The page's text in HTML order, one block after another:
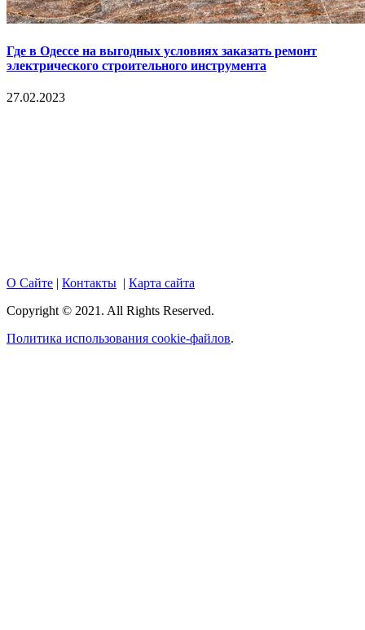
Где в Одессе на выгодных условиях заказать ремонт
электрического строительного инструмента
27.02.2023
О Сайте | Контакты | Карта сайта
Copyright © 2021. All Rights Reserved.
Политика использования cookie-файлов.